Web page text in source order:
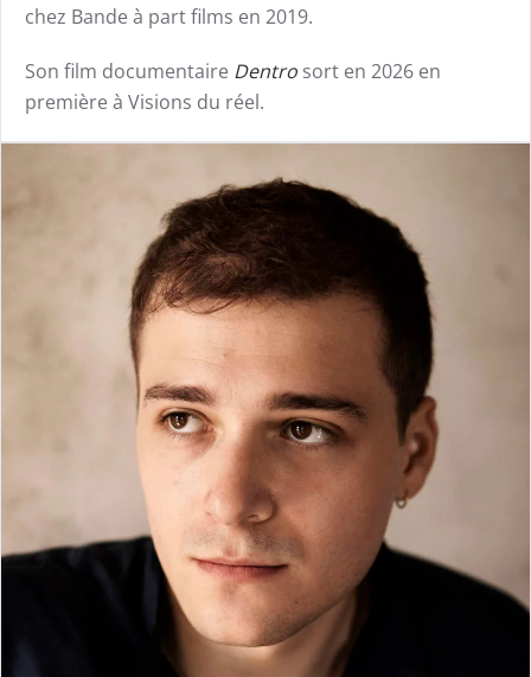
chez Bande à part films en 2019.
Son film documentaire Dentro sort en 2026 en
première à Visions du réel.